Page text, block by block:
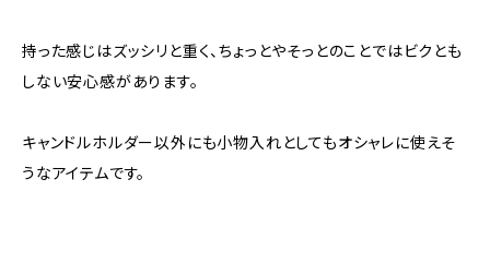
持った感じはズッシリと重く、ちょっとやそっとのことではビクとも
しない安心感があります。
キャンドルホルダー以外にも小物入れとしてもオシャレに使えそ
うなアイテムです。